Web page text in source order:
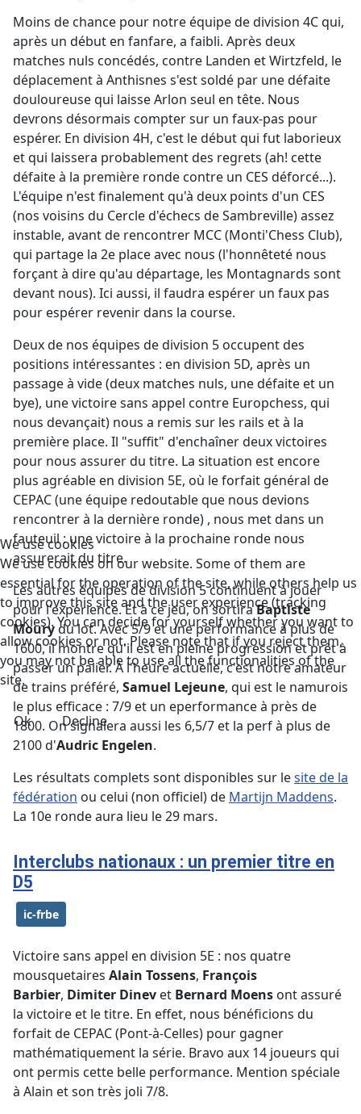
Moins de chance pour notre équipe de division 4C qui,
après un début en fanfare, a faibli. Après deux
matches nuls concédés, contre Landen et Wirtzfeld, le
déplacement à Anthisnes s'est soldé par une défaite
douloureuse qui laisse Arlon seul en tête. Nous
devrons désormais compter sur un faux-pas pour
espérer. En division 4H, c'est le début qui fut laborieux
et qui laissera probablement des regrets (ah! cette
défaite à la première ronde contre un CES déforcé...).
L'équipe n'est finalement qu'à deux points d'un CES
(nos voisins du Cercle d'échecs de Sambreville) assez
instable, avant de rencontrer MCC (Monti'Chess Club),
qui partage la 2e place avec nous (l'honnêteté nous
forçant à dire qu'au départage, les Montagnards sont
devant nous). Ici aussi, il faudra espérer un faux pas
pour espérer revenir dans la course.
Deux de nos équipes de division 5 occupent des
positions intéressantes : en division 5D, après un
passage à vide (deux matches nuls, une défaite et un
bye), une victoire sans appel contre Europchess, qui
nous devançait) nous a remis sur les rails et à la
première place. Il "suffit" d'enchaîner deux victoires
pour nous assurer du titre. La situation est encore
plus agréable en division 5E, où le forfait général de
CEPAC (une équipe redoutable que nous devions
rencontrer à la dernière ronde) , nous met dans un
fauteuil : une victoire à la prochaine ronde nous
assurerait du titre.
Les autres équipes de division 5 continuent à jouer
pour l'expérience. Et à ce jeu, on sortiraBaptiste
Mourydu lot. Avec 5/9 et une performance à plus de
1600, il montre qu'il est en pleine progression et prêt à
passer un palier. À l'heure actuelle, c'est notre amateur
de trains préféré, Samuel Lejeune, qui est le namurois
le plus efficace : 7/9 et un eperformance à près de
1800. On signalera aussi les 6,5/7 et la perf à plus de
2100 d'Audric Engelen.
Les résultats complets sont disponibles sur lesite de la
fédération ou celui (non officiel) de Martijn Maddens.
La 10e ronde aura lieu le 29 mars.
Interclubs nationaux : un premier titre en
D5
ic-frbe
Victoire sans appel en division 5E : nos quatre
mousquetaires Alain Tossens, François
Barbier, Dimiter Dinev et Bernard Moens ont assuré
la victoire et le titre. En effet, nous bénéficions du
forfait de CEPAC (Pont-à-Celles) pour gagner
mathématiquement la série. Bravo aux 14 joueurs qui
ont permis cette belle performance. Mention spéciale
à Alain et son très joli 7/8.
We use cookies
We use cookies on our website. Some of them are
essential for the operation of the site, while others help us
to improve this site and the user experience (tracking
cookies). You can decide for yourself whether you want to
allow cookies or not. Please note that if you reject them,
you may not be able to use all the functionalities of the
site.
Ok Decline